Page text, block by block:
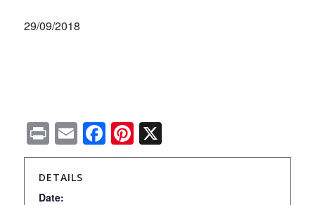
29/09/2018
PrintEmailFacebook
Pinterest
X
DETAILS
Date: